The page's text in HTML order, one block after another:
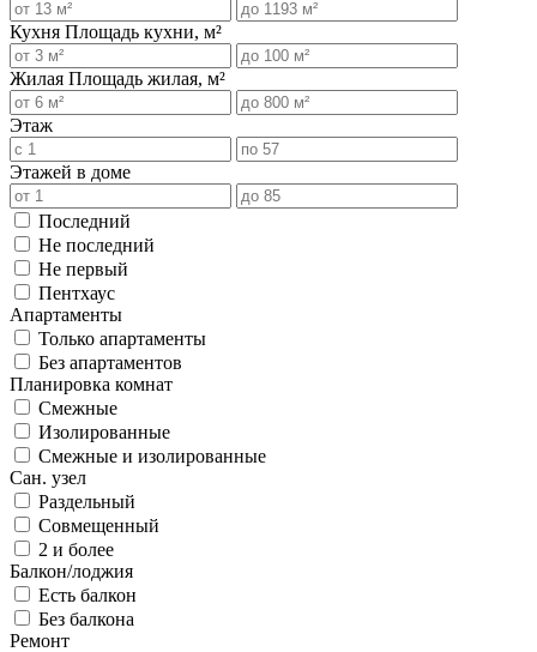
Кухня Площадь кухни, м²
Жилая Площадь жилая, м²
Этаж
Этажей в доме
Последний
Не последний
Не первый
Пентхаус
Апартаменты
Только апартаменты
Без апартаментов
Планировка комнат
Смежные
Изолированные
Смежные и изолированные
Сан. узел
Раздельный
Совмещенный
2 и более
Балкон/лоджия
Есть балкон
Без балкона
Ремонт